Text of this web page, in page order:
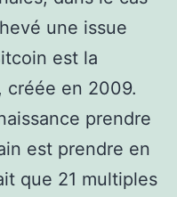
une issue
est la
créée en 2009.
prendre
est prendre en
que 21 multiples